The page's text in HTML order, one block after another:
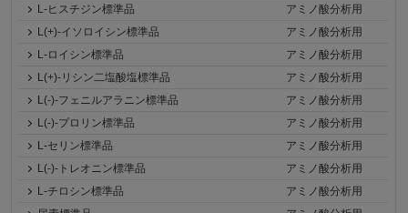
L-ヒスチジン標準品
アミノ酸分析用
L(+)-イソロイシン標準品
アミノ酸分析用
L-ロイシン標準品
アミノ酸分析用
L(+)-リシン二塩酸塩標準品
アミノ酸分析用
L(-)-フェニルアラニン標準品
アミノ酸分析用
L(-)-プロリン標準品
アミノ酸分析用
L-セリン標準品
アミノ酸分析用
L(-)-トレオニン標準品
アミノ酸分析用
L-チロシン標準品
アミノ酸分析用